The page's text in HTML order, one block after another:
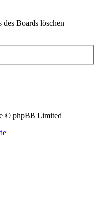
des Boards löschen
© phpBB Limited